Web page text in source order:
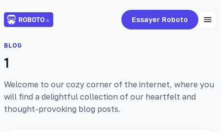
Essayer Roboto
BLOG
1
Welcome to our cozy corner of the internet, where you
will find a delightful collection of our heartfelt and
thought-provoking blog posts.